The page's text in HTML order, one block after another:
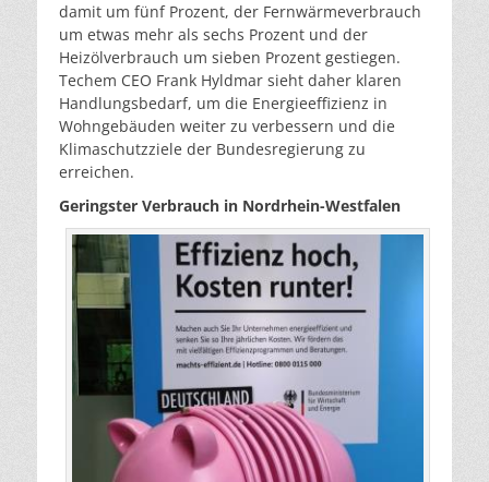
damit um fünf Prozent, der Fernwärmeverbrauch
um etwas mehr als sechs Prozent und der
Heizölverbrauch um sieben Prozent gestiegen.
Techem CEO Frank Hyldmar sieht daher klaren
Handlungsbedarf, um die Energieeffizienz in
Wohngebäuden weiter zu verbessern und die
Klimaschutzziele der Bundesregierung zu
erreichen.
Geringster Verbrauch in Nordrhein-Westfalen